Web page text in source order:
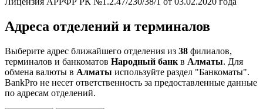
Адреса отделений и терминалов
Выберите адрес ближайшего отделения из 38 филиалов,
терминалов и банкоматов Народный банк в Алматы. Для
обмена валюты в Алматы используйте раздел "Банкоматы".
BankPro не несет ответственность за предоставленные данные
по адресам отделений.